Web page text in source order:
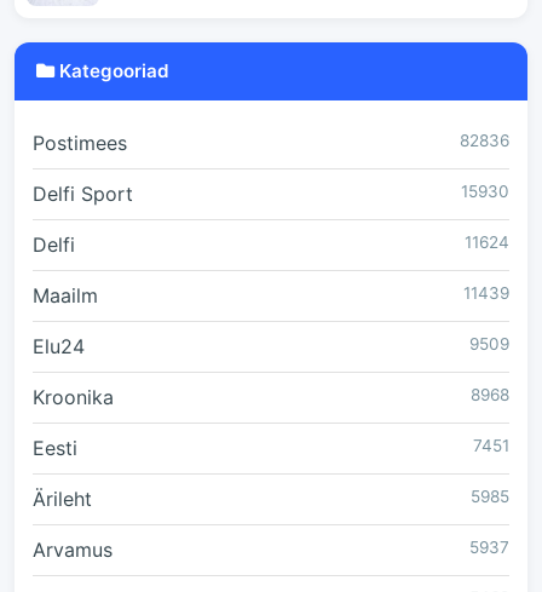
Kategooriad
Postimees 82836
Delfi Sport 15930
Delfi 11624
Maailm 11439
Elu24 9509
Kroonika 8968
Eesti 7451
Ärileht 5985
Arvamus 5937